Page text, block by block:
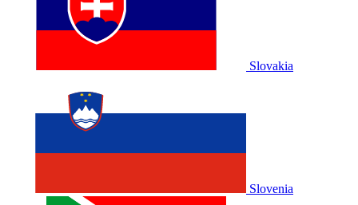
Slovakia
Slovenia